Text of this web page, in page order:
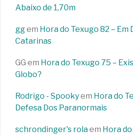
Abaixo de 1,70m
ggem Hora do Texugo 82 – Em
Catarinas
GG em Hora do Texugo 75 –
Globo?
Rodrigo - Spookyem Hora do
Defesa Dos Paranormais
schrondinger's rolaem Hora